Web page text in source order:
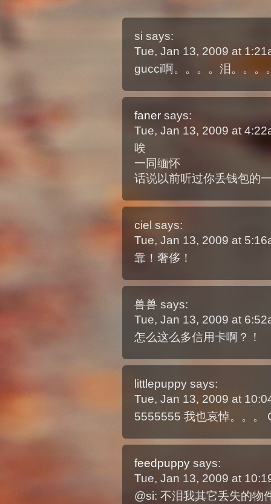
si says:
Tue, Jan 13, 2009 at
gucci啊。。。。泪。。。
faner says:
Tue, Jan 13, 2009 at
唉
一同缅怀
话说以前听过你丢钱包的
ciel says:
Tue, Jan 13, 2009 at
靠！奢侈！
兽兽 says:
Tue, Jan 13, 2009 at
怎么这么多信用卡啊？！
littlepuppy says:
Tue, Jan 13, 2009 at
5555555 我也哀悼。。。
feedpuppy says:
Tue, Jan 13, 2009 at
@si: 不泪我其它丢失的物